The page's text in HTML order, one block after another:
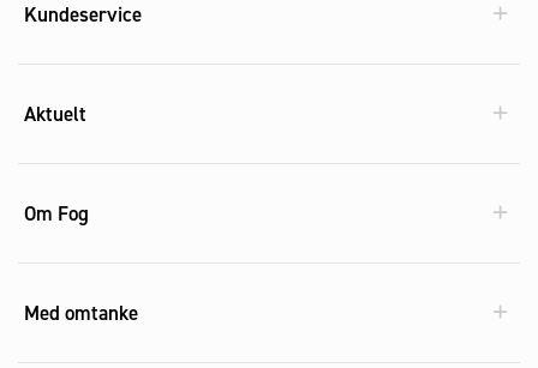
Kundeservice
Aktuelt
Om Fog
Med omtanke